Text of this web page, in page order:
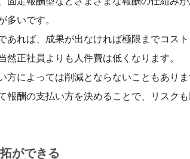
多いです。
あれば、成果が出なければ極限までコス
然正社員よりも人件費は低くなります。
方によっては削減とならないこともあり
報酬の支払い方を決めることで、リスクも
ができる